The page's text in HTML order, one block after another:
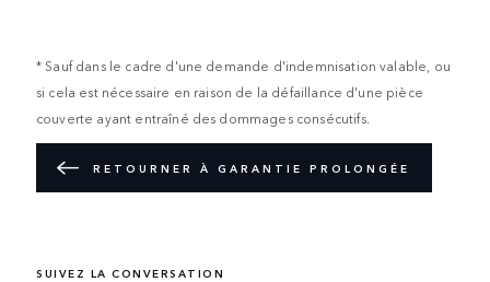
* Sauf dans le cadre d'une demande d'indemnisation valable, ou
si cela est nécessaire en raison de la défaillance d'une pièce
couverte ayant entraîné des dommages consécutifs.
RETOURNER À GARANTIE PROLONGÉE
SUIVEZ LA CONVERSATION